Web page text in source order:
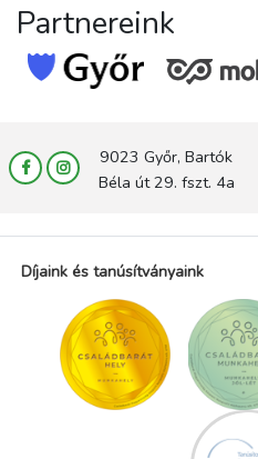
Partnereink
9023 Győr, Bartók
Béla út 29. fszt. 4a
Díjaink és tanúsítványaink